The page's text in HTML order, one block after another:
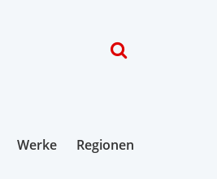
Werke Regionen